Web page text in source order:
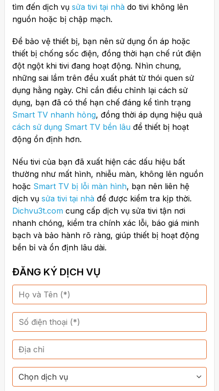
tìm đến dịch vụ sửa tivi tại nhàdo tivi không lên
nguồn hoặc bị chập mạch.
Để bảo vệ thiết bị, bạn nên sử dụng ổn áp hoặc
thiết bị chống sốc điện, đồng thời hạn chế rút điện
đột ngột khi tivi đang hoạt động. Nhìn chung,
những sai lầm trên đều xuất phát từ thói quen sử
dụng hằng ngày. Chỉ cần điều chỉnh lại cách sử
dụng, bạn đã có thể hạn chế đáng kể tình trạng
Smart TV nhanh hỏng, đồng thời áp dụng hiệu quả
cách sử dụng Smart TV bền lâuđể thiết bị hoạt
động ổn định hơn.
Nếu tivi của bạn đã xuất hiện các dấu hiệu bất
thường như mất hình, nhiễu màn, không lên nguồn
hoặc Smart TV bị lỗi màn hình, bạn nên liên hệ
dịch vụ sửa tivi tại nhàđể được kiểm tra kịp thời.
Dichvu3t.comcung cấp dịch vụ sửa tivi tận nơi
nhanh chóng, kiểm tra chính xác lỗi, báo giá minh
bạch và bảo hành rõ ràng, giúp thiết bị hoạt động
bền bỉ và ổn định lâu dài.
ĐĂNG KÝ DỊCH VỤ